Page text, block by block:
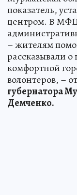
показатель,
центром. В
– жителям
рассказывали
комфортной
волонтеров, –
губернатора
Демченко.